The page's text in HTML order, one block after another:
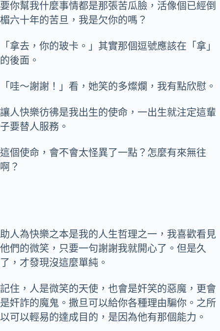
要你幫我什麼事情都是那張苦瓜臉，活像個已經倒
楣六十年的苦旦，我是欠你的嗎？
「拿去，你的玻卡。」其實那個逗號應該在「拿」
的後面。
「哇～謝謝！」看，她笑的多燦爛，我有點欣慰。
讓人快樂彷彿是我出生的使命，一出生就注定這輩
子要替人服務。
這個使命，會不會太怪異了一點？怎麼有來無往
啊？
助人為快樂之本是我的人生哲理之一，我喜歡看見
他們的微笑，只要一句謝謝我就開心了。但是久
了，才發現沒這麼單純。
記住，人是微笑的天使，也會是奸笑的惡魔，更會
是奸詐的魔鬼。撒旦可以給你各種理由騙你。之所
以可以輕易的達成目的，是因為他有那個能力。